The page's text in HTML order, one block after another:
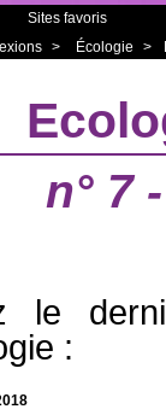
Sites favoris
> Écologie >
n° 7
le
: